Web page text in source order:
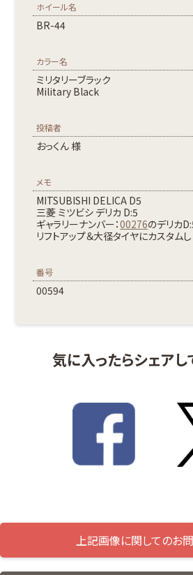
ホイール名
BR-44
カラー名
ミリタリーブラック
Military Black
投稿者
おっくん 様
メモ
MITSUBISHI DELICA D5
三菱 ミツビシ デリカ D:5
ギャラリーナンバー：00276のデリカ
リフトアップ＆大径タイヤにカスタムし
番号
00594
気に入ったらシェアし
上記画像に関してのお